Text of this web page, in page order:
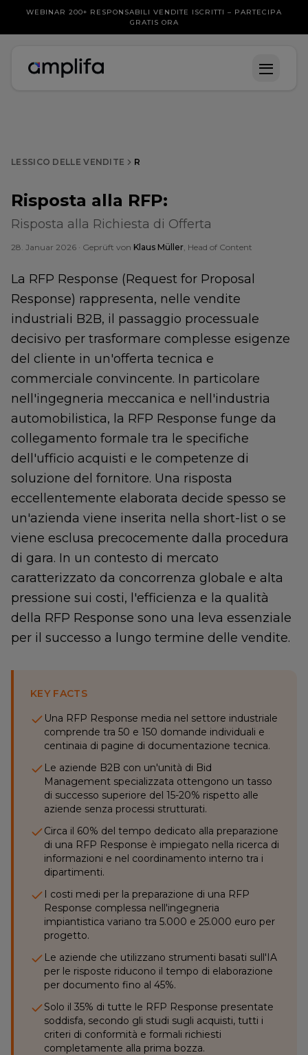
WEBINAR 200+ RESPONSABILI VENDITE ISCRITTI – PARTECIPA
GRATIS ORA
LESSICO DELLE VENDITE R
Risposta alla RFP:
Risposta alla Richiesta di Offerta
28. Januar 2026 · Geprüft von Klaus Müller, Head of Content
La RFP Response (Request for Proposal
Response) rappresenta, nelle vendite
industriali B2B, il passaggio processuale
decisivo per trasformare complesse esigenze
del cliente in un'offerta tecnica e
commerciale convincente. In particolare
nell'ingegneria meccanica e nell'industria
automobilistica, la RFP Response funge da
collegamento formale tra le specifiche
dell'ufficio acquisti e le competenze di
soluzione del fornitore. Una risposta
eccellentemente elaborata decide spesso se
un'azienda viene inserita nella short-list o se
viene esclusa precocemente dalla procedura
di gara. In un contesto di mercato
caratterizzato da concorrenza globale e alta
pressione sui costi, l'efficienza e la qualità
della RFP Response sono una leva essenziale
per il successo a lungo termine delle vendite.
KEY FACTS
Una RFP Response media nel settore industriale
comprende tra 50 e 150 domande individuali e
centinaia di pagine di documentazione tecnica.
Le aziende B2B con un'unità di Bid
Management specializzata ottengono un tasso
di successo superiore del 15-20% rispetto alle
aziende senza processi strutturati.
Circa il 60% del tempo dedicato alla preparazione
di una RFP Response è impiegato nella ricerca di
informazioni e nel coordinamento interno tra i
dipartimenti.
I costi medi per la preparazione di una RFP
Response complessa nell'ingegneria
impiantistica variano tra 5.000 e 25.000 euro per
progetto.
Le aziende che utilizzano strumenti basati sull'IA
per le risposte riducono il tempo di elaborazione
per documento fino al 45%.
Solo il 35% di tutte le RFP Response presentate
soddisfa, secondo gli studi sugli acquisti, tutti i
criteri di conformità e formali richiesti
completamente alla prima bozza.